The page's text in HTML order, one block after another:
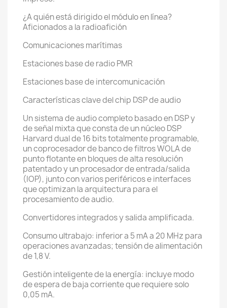
¿A quién está dirigido el módulo en línea?
Aficionados a la radioafición
Comunicaciones marítimas
Estaciones base de radio PMR
Estaciones base de intercomunicación
Características clave del chip DSP de audio
Un sistema de audio completo basado en DSP y
de señal mixta que consta de un núcleo DSP
Harvard dual de 16 bits totalmente programable,
un coprocesador de banco de filtros WOLA de
punto flotante en bloques de alta resolución
patentado y un procesador de entrada/salida
(IOP), junto con varios periféricos e interfaces
que optimizan la arquitectura para el
procesamiento de audio.
Convertidores integrados y salida amplificada.
Consumo ultrabajo: inferior a 5 mA a 20 MHz para
operaciones avanzadas; tensión de alimentación
de 1,8 V.
Gestión inteligente de la energía: incluye modo
de espera de baja corriente que requiere solo
0,05 mA.